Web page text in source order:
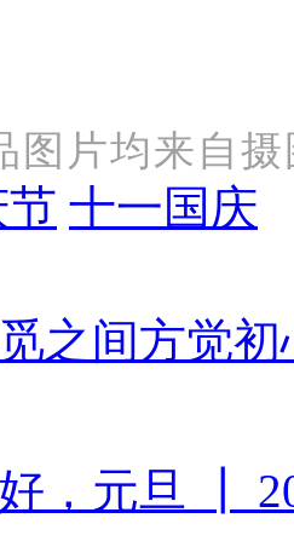
图片均来自
节 十一国庆
之间方觉
，元旦 ┃